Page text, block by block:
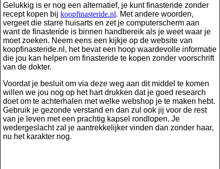
Gelukkig is er nog een alternatief, je kunt finasteride zonder
recept kopen bij koopfinasteride.nl. Met andere woorden,
vergeet die starre huisarts en zet je computerscherm aan
want de finasteride is binnen handbereik als je weet waar je
moet zoeken. Neem eens een kijkje op de website van
koopfinasteride.nl, het bevat een hoop waardevolle informatie
die jou kan helpen om finasteride te kopen zonder voorschrift
van de dokter.
Voordat je besluit om via deze weg aan dit middel te komen
willen we jou nog op het hart drukken dat je goed research
doet om te achterhalen met welke webshop je te maken hebt.
Gebruik je gezonde verstand en dan zul ook jij voor de rest
van je leven met een prachtig kapsel rondlopen. Je
wedergeslacht zal je aantrekkelijker vinden dan zonder haar,
nu het karakter nog.